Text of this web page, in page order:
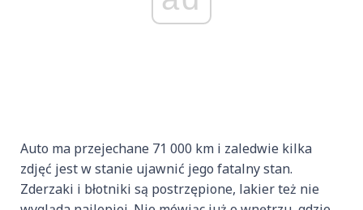
Auto ma przejechane 71 000 km i zaledwie kilka
zdjęć jest w stanie ujawnić jego fatalny stan.
Zderzaki i błotniki są postrzępione, lakier też nie